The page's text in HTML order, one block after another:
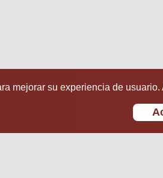
mejorar su experiencia de